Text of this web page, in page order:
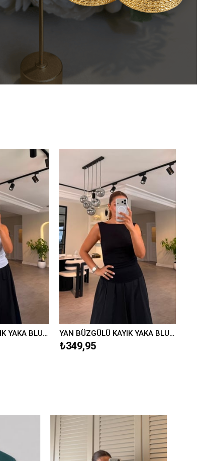
YAN BÜZGÜLÜ KAYIK YAKA BLUZ/597 YAN BÜZGÜLÜ KAYIK YAKA BLUZ/597
₺349,95